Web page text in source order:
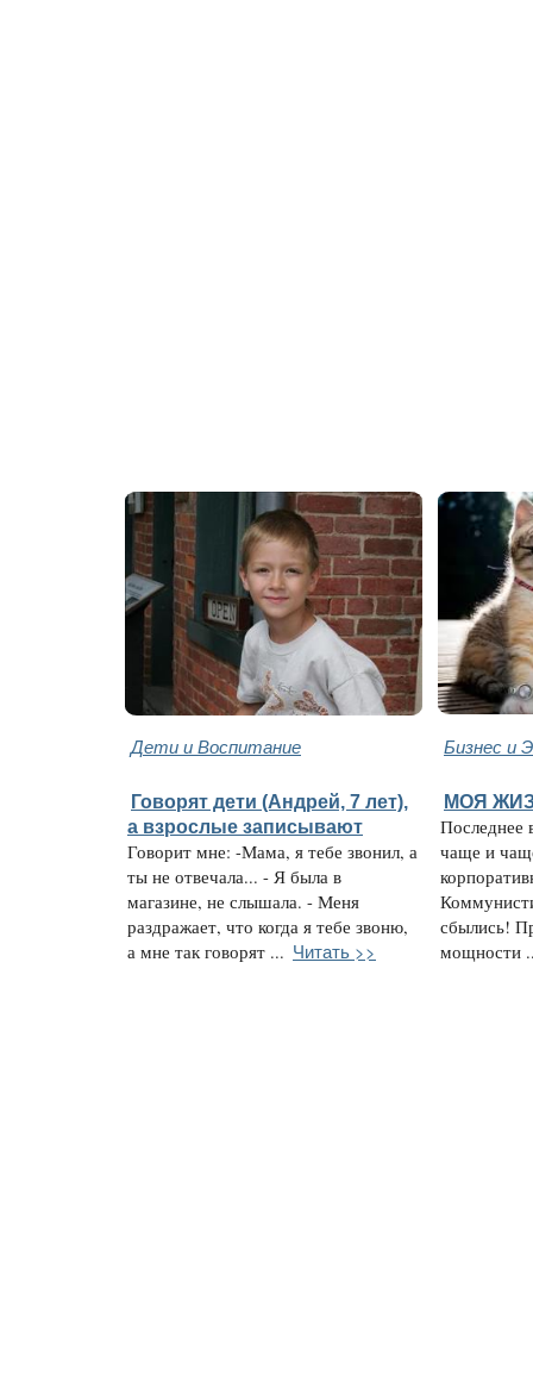
Дети и Воспитание Бизнес и
Говорят дети (Андрей, 7 лет),
а взрослые записывают
Говорит мне: -Мама, я тебе звонил, а
ты не отвечала... - Я была в
магазине, не слышала. - Меня
раздражает, что когда я тебе звоню,
а мне так говорят ... Читать >>
МОЯ
Последнее
чаще и
сбылись!
мощности